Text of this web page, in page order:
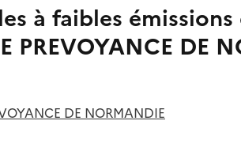
à faibles
PREVOYANCE DE
DE NORMANDIE